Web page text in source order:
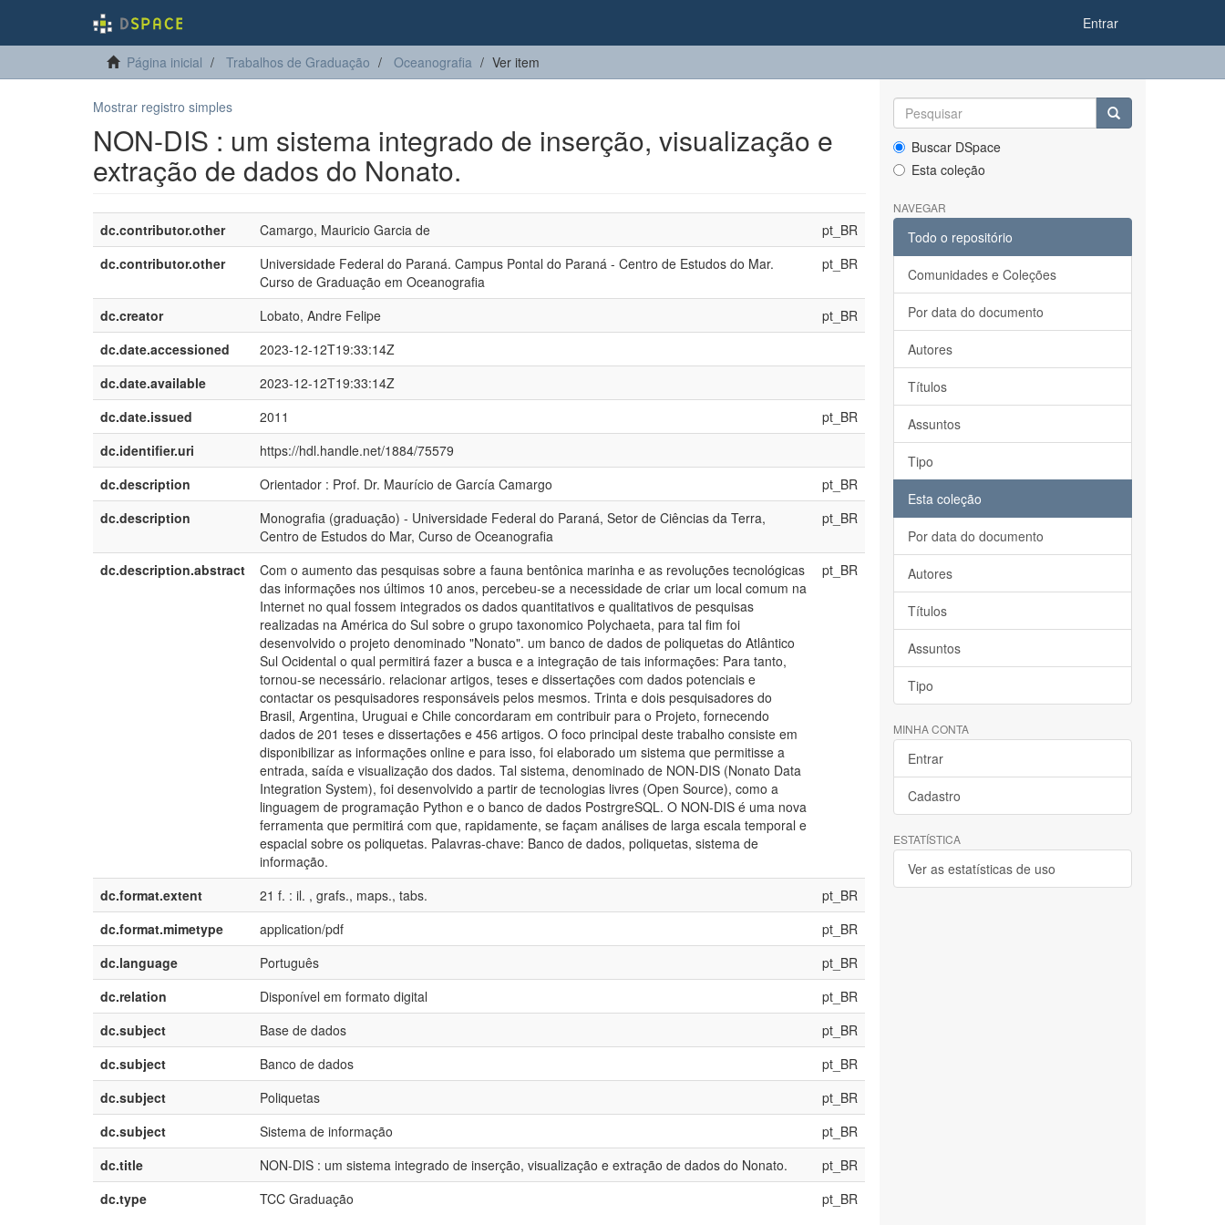
Entrar
Página inicial Trabalhos de Graduação Oceanografia Ver item
Mostrar registro simples
NON-DIS : um sistema integrado de inserção, visualização e
extração de dados do Nonato.
dc.contributor.other Camargo, Mauricio Garcia de
pt_BR
dc.contributor.other
Universidade Federal do Paraná. Campus Pontal do Paraná - Centro de Estudos do Mar.
Curso de Graduação em Oceanografia
pt_BR
dc.creator Lobato, Andre Felipe
pt_BR
dc.date.accessioned
2023-12-12T19:33:14Z
dc.date.available
2023-12-12T19:33:14Z
dc.date.issued
2011
pt_BR
dc.identifier.uri
https://hdl.handle.net/1884/75579
dc.description
Orientador : Prof. Dr. Maurício de García Camargo
pt_BR
dc.description
Monografia (graduação) - Universidade Federal do Paraná, Setor de Ciências da Terra,
Centro de Estudos do Mar, Curso de Oceanografia
pt_BR
dc.description.abstract
Com o aumento das pesquisas sobre a fauna bentônica marinha e as revoluções tecnológicas
das informações nos últimos 10 anos, percebeu-se a necessidade de criar um local comum na
Internet no qual fossem integrados os dados quantitativos e qualitativos de pesquisas
realizadas na América do Sul sobre o grupo taxonomico Polychaeta, para tal fim foi
desenvolvido o projeto denominado "Nonato". um banco de dados de poliquetas do Atlântico
Sul Ocidental o qual permitirá fazer a busca e a integração de tais informações: Para tanto,
tornou-se necessário. relacionar artigos, teses e dissertações com dados potenciais e
contactar os pesquisadores responsáveis pelos mesmos. Trinta e dois pesquisadores do
Brasil, Argentina, Uruguai e Chile concordaram em contribuir para o Projeto, fornecendo
dados de 201 teses e dissertações e 456 artigos. O foco principal deste trabalho consiste em
disponibilizar as informações online e para isso, foi elaborado um sistema que permitisse a
entrada, saída e visualização dos dados. Tal sistema, denominado de NON-DIS (Nonato Data
Integration System), foi desenvolvido a partir de tecnologias livres (Open Source), como a
linguagem de programação Python e o banco de dados PostrgreSQL. O NON-DIS é uma nova
ferramenta que permitirá com que, rapidamente, se façam análises de larga escala temporal e
espacial sobre os poliquetas. Palavras-chave: Banco de dados, poliquetas, sistema de
informação.
pt_BR
dc.format.extent 21 f. : il. , grafs., maps., tabs.
pt_BR
dc.format.mimetype
application/pdf
pt_BR
dc.language
Português
pt_BR
dc.relation
Disponível em formato digital
pt_BR
dc.subject
Base de dados
pt_BR
dc.subject
Banco de dados
pt_BR
dc.subject
Poliquetas
pt_BR
dc.subject
Sistema de informação
pt_BR
dc.title
NON-DIS : um sistema integrado de inserção, visualização e extração de dados do Nonato.
pt_BR
dc.type
TCC Graduação pt_BR
Buscar DSpace
Esta coleção
NAVEGAR
Todo o repositório
Comunidades e Coleções
Por data do documento
Autores
Títulos
Assuntos
Tipo
Esta coleção
Por data do documento
Autores
Títulos
Assuntos
Tipo
MINHA CONTA
Entrar
Cadastro
ESTATÍSTICA
Ver as estatísticas de uso